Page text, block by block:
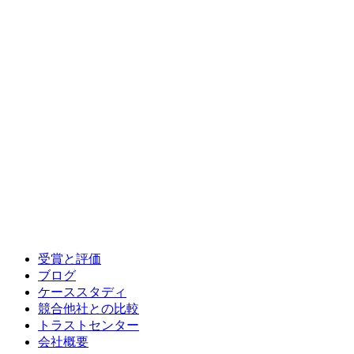
受賞と評価
ブログ
ケーススタディ
競合他社との比較
トラストセンター
会社概要